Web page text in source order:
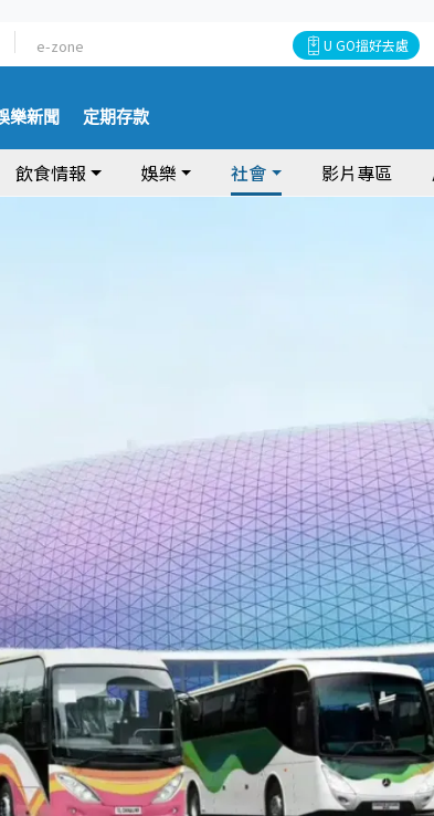
e-zone U GO搵好去處
樂新聞 定期存款
飲食情報 娛樂 社會 影片專區